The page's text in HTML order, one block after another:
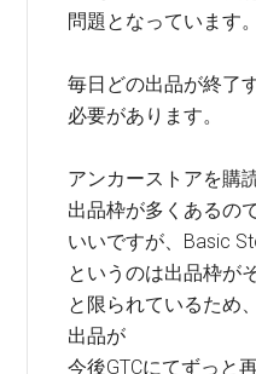
問題となっています。
毎日どの出品が終了
必要があります。
アンカーストアを購
出品枠が多くあるの
いいですが、Basic
というのは出品枠が
と限られているため
出品が
今後GTCにてずっと